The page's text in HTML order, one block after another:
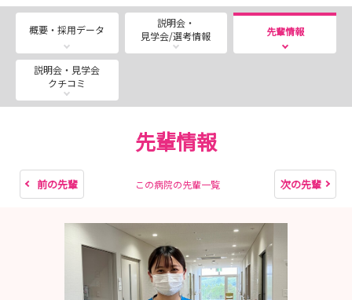
さらに！！院内にポケットミニストップ導入🎉
24時間、いつでも時間を気にすることなく
ごはん・飲み物・お菓子なんでも買えちゃいます✨
職員の働きやすさ向上のため
夏休みを利用して遊びに来てくださいね～～🌸
概要・採用データ
説明会・
見学会/選考情報
先輩情報
説明会・見学会
クチコミ
先輩情報
前の先輩 この病院の先輩一覧 次の先輩